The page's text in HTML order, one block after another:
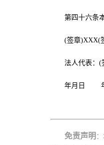
第四十六条
(签章)XXX(
法人代表
年月日
免责声明